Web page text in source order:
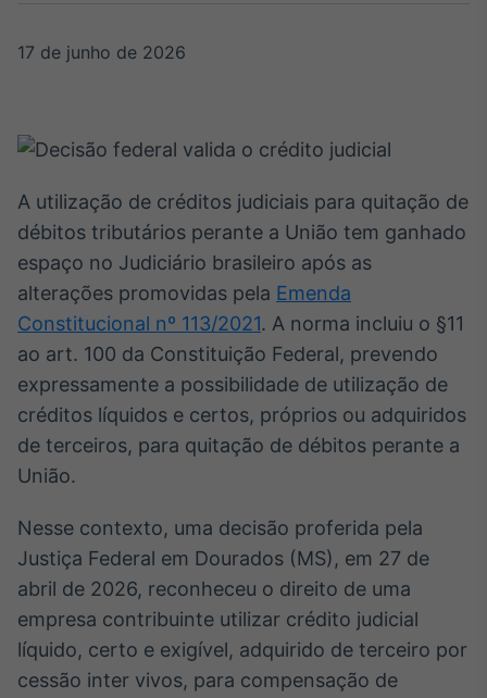
no Brasil
Broadcast
Plataforma para
conteúdos
personalizados
Soluções de Dados
e Conteúdos
Broadcast
OTC
Plataforma para
Broadcast
Datafeed
APIs para
integração de
conteúdos e
17 de junho de 2026
A utilização de créditos judiciais para quitação de
débitos tributários perante a União tem ganhado
espaço no Judiciário brasileiro após as
alterações promovidas pela Emenda
Constitucional nº 113/2021. A norma incluiu o §11
ao art. 100 da Constituição Federal, prevendo
expressamente a possibilidade de utilização de
créditos líquidos e certos, próprios ou adquiridos
de terceiros, para quitação de débitos perante a
União.
Nesse contexto, uma decisão proferida pela
Justiça Federal em Dourados (MS), em 27 de
abril de 2026, reconheceu o direito de uma
empresa contribuinte utilizar crédito judicial
líquido, certo e exigível, adquirido de terceiro por
cessão inter vivos, para compensação de